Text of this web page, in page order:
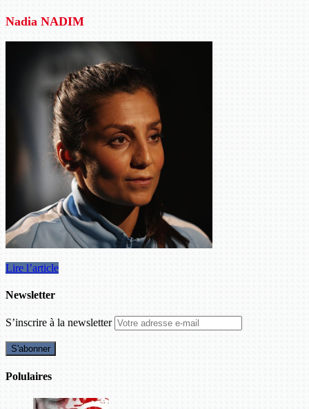
Nadia NADIM
Lire l’article
Newsletter
S’inscrire à la newsletter
Polulaires